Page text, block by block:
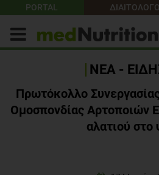
PORTAL
ΝΕΑ -
Πρωτόκολλο
Ομοσπονδίας Αρτοποιών
αλατιού